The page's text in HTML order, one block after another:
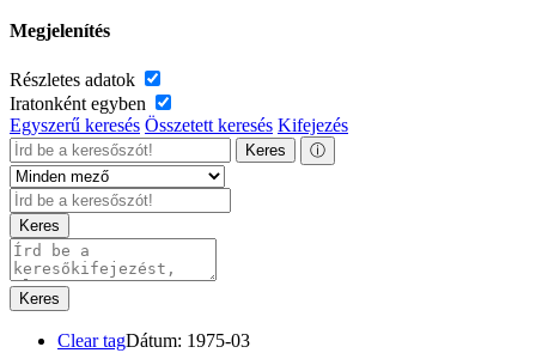
Megjelenítés
Részletes adatok
Iratonként egyben
Egyszerű keresés Összetett keresés Kifejezés
Keres ⓘ
Keres
Keres
Clear tagDátum: 1975-03